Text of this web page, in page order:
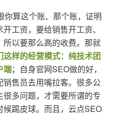
你算这个账、那个账，证明
工资，要给销售开工资、
以要那么高的收费。那就
这样的经营模式：纯技术团
端；自身官网SEO做的好，
售员去用嘴拉客。很多公
多问题，才需要所谓的专
踢皮球。而且，云点SEO